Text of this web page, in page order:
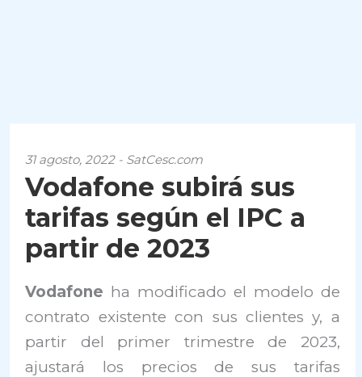
31 agosto, 2022 - SatCesc.com
Vodafone subirá sus
tarifas según el IPC a
partir de 2023
Vodafone ha modificado el modelo de
contrato existente con sus clientes y, a
partir del primer trimestre de 2023,
ajustará los precios de sus tarifas